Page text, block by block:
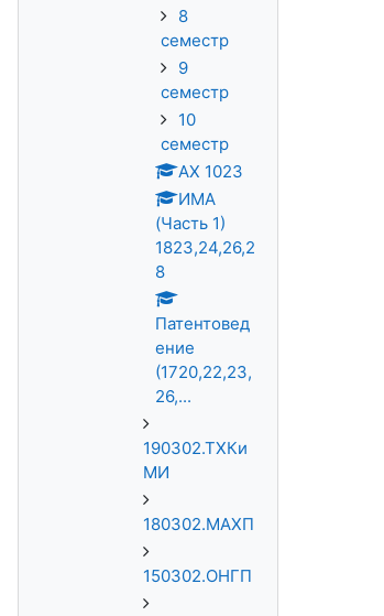
8
семестр
9
семестр
10
семестр
АХ 1023
ИМА
(Часть 1)
1823,24,26,2
8
Патентовед
ение
(1720,22,23,
26,...
190302.ТХКи
МИ
180302.МАХП
150302.ОНГП